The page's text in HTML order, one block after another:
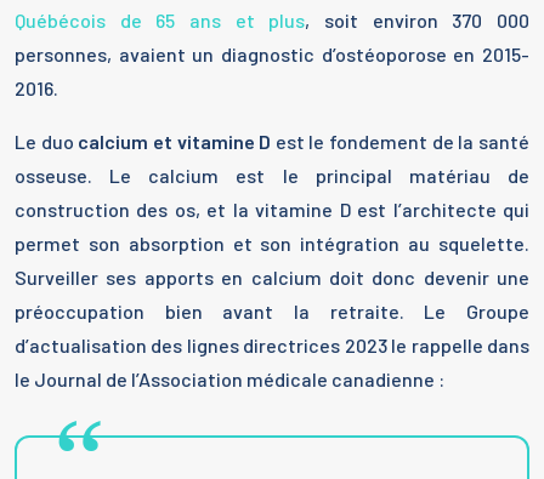
Québécois de 65 ans et plus, soit environ 370 000
personnes, avaient un diagnostic d’ostéoporose en 2015-
2016.
Le duo calcium et vitamine D est le fondement de la santé
osseuse. Le calcium est le principal matériau de
construction des os, et la vitamine D est l’architecte qui
permet son absorption et son intégration au squelette.
Surveiller ses apports en calcium doit donc devenir une
préoccupation bien avant la retraite. Le Groupe
d’actualisation des lignes directrices 2023 le rappelle dans
le Journal de l’Association médicale canadienne :